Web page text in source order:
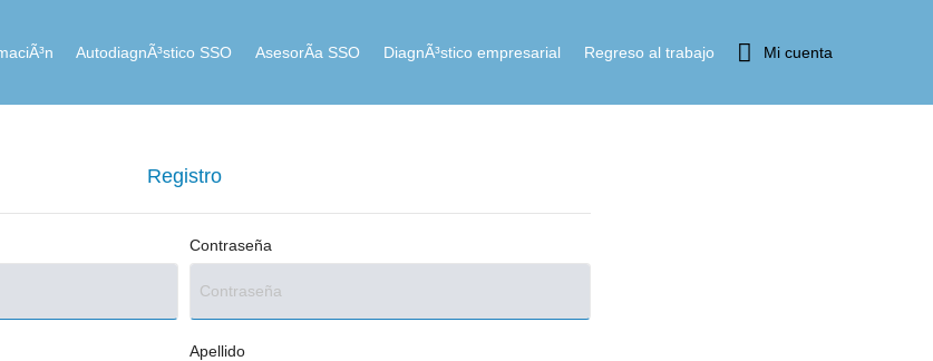
AutodiagnÃ³stico SSO AsesorÃ­a SSO DiagnÃ³stico empresarial Regreso al trabajo Mi cuenta
Registro
Contraseña
Apellido